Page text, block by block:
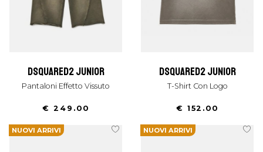
dsquared2 junior
Pantaloni Effetto Vissuto
€ 249.00
dsquared2 junior
T-Shirt Con Logo
€ 152.00
NUOVI ARRIVI NUOVI ARRIVI